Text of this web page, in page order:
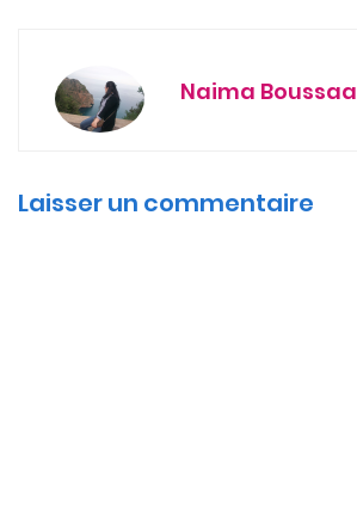
Naima Boussaa
Laisser un commentaire